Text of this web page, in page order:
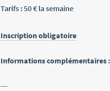
Tarifs : 50 € la semaine
Inscription obligatoire
Informations complémentaires :
---